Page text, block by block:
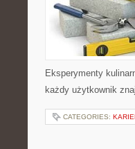
Eksperymenty
każdy użytkownik
CATEGORIES: